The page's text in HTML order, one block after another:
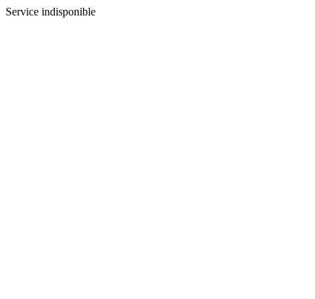
Service indisponible